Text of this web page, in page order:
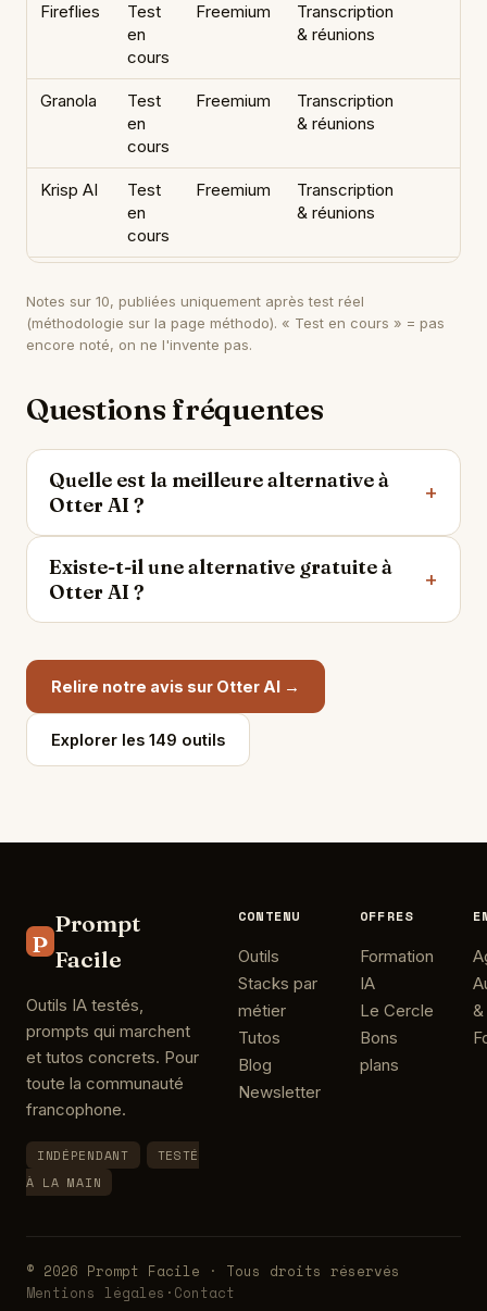
Fireflies
Test
en
cours
Freemium
Transcription
& réunions
Granola
Test
en
cours
Freemium
Transcription
& réunions
Krisp AI
Test
en
cours
Freemium
Transcription
& réunions
Notes sur 10, publiées uniquement après test réel
(méthodologie sur la page méthodo). « Test en cours » = pas
encore noté, on ne l'invente pas.
Questions fréquentes
Quelle est la meilleure alternative à
Otter AI ?
Existe-t-il une alternative gratuite à
Otter AI ?
Relire notre avis sur Otter AI →
Explorer les 149 outils
P
Prompt
Facile
Outils IA testés,
prompts qui marchent
et tutos concrets. Pour
toute la communauté
francophone.
INDÉPENDANT
TESTÉ
À LA MAIN
CONTENU
Outils
Stacks par
métier
Tutos
Blog
Newsletter
OFFRES
Formation
IA
Le Cercle
Bons
plans
© 2026 Prompt Facile · Tous droits réservés
Mentions légales · Contact